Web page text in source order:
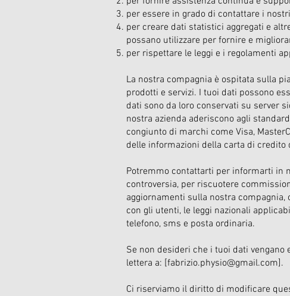
per essere in grado di contattare i
per creare dati statistici aggregati e
possano utilizzare per fornire e
per rispettare le leggi e i regolamenti
La nostra compagnia è ospitata sulla
prodotti e servizi. I tuoi dati possono
dati sono da loro conservati su server
nostra azienda aderiscono agli
congiunto di marchi come Visa,
delle informazioni della carta di
Potremmo contattarti per informarti in
controversia, per riscuotere
aggiornamenti sulla nostra
con gli utenti, le leggi nazionali
telefono, sms e posta ordinaria.
Se non desideri che i tuoi dati
lettera a: [fabrizio.physio@gmail.com].
Ci riserviamo il diritto di modificare